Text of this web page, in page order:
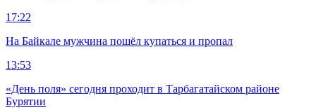
17:22
На Байкале мужчина пошёл купаться и пропал
13:53
«День поля» сегодня проходит в Тарбагатайском районе
Бурятии